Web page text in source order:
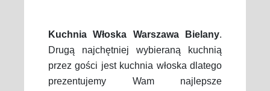
Kuchnia Włoska Warszawa Bielany.
Drugą najchętniej wybieraną kuchnią
przez gości jest kuchnia włoska dlatego
prezentujemy Wam najlepsze